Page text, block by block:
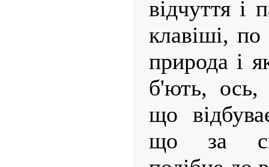
відчуття і
клавіші,
природа і
б'ють,
що
що за